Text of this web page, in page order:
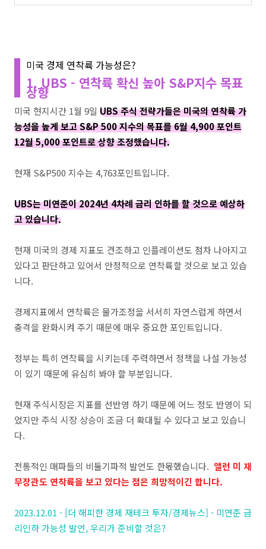
미국 경제 연착륙 가능성은?
1. UBS - 연착륙 확신 높아 S&P지수 목표
상향
미국 현지시간 1월 9일 UBS 주식 전략가들은 미국의 연착륙 가
능성을 높게 보고 S&P 500 지수의 목표를 6월 4,900 포인트
12월 5,000 포인트로 상향 조정했습니다.
현재 S&P500 지수는 4,763포인트입니다.
UBS는 미연준이 2024년 4차례 금리 인하를 할 것으로 예상하
고 있습니다.
현재 미국의 경제 지표도 견조하고 인플레이션도 점차 나아지고
있다고 판단하고 있어서 안정적으로 연착륙할 것으로 보고 있습
니다.
경제지표에서 연착륙은 물가조정을 서서히 자연스럽게 하면서
충격을 완화시켜 주기 때문에 매우 중요한 포인트입니다.
정부는 특히 연착륙을 시키는데 주력하면서 정책을 나설 가능성
이 있기 때문에 유심히 봐야 할 부분입니다.
현재 주식시장은 지표를 선반영 하기 때문에 어느 정도 반영이 되
었지만 주식 시장 상승이 조금 더 확대될 수 있다고 보고 있습니
다.
전통적인 매파들의 비둘기파적 발언도 한몫했습니다. 앨런 미 재
무장관도 연착륙을 보고 있다는 점은 희망적이긴 합니다.
2023.12.01 - [더 해피한 경제 재테크 투자/경제뉴스] - 미연준 금
리인하 가능성 발언, 우리가 준비할 것은?